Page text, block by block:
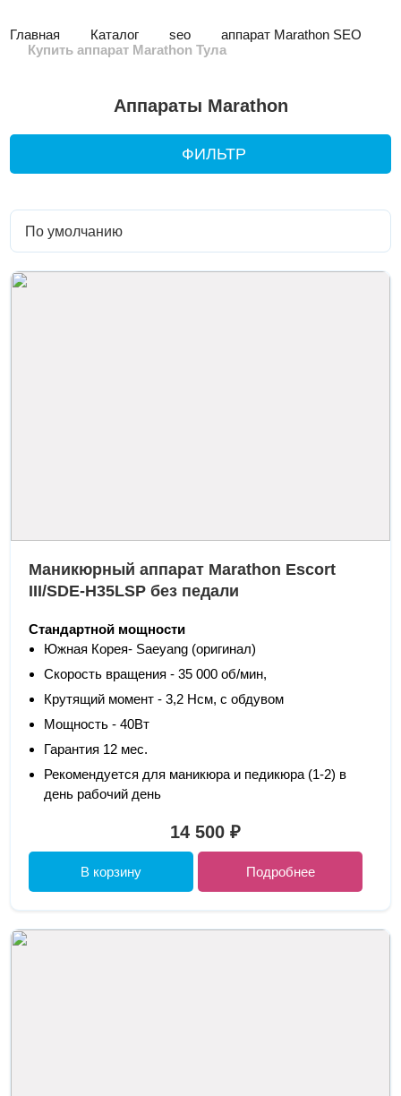
Главная Каталог seo
аппарат Marathon SEO
Купить аппарат Marathon Тула
Аппараты Marathon
ФИЛЬТР
Маникюрный аппарат Marathon Escort
III/SDE-H35LSP без педали
Стандартной мощности
Южная Корея- Saeyang (оригинал)
Скорость вращения - 35 000 об/мин,
Крутящий момент - 3,2 Нсм, с обдувом
Мощность - 40Вт
Гарантия 12 мес.
Рекомендуется для маникюра и педикюра (1-2) в
день рабочий день
14 500 ₽
В корзину Подробнее